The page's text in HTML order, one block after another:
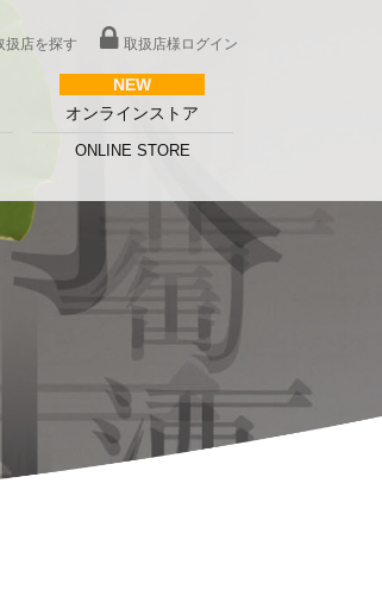
扱店を探す 取扱店様ログイン
オンラインストア
ONLINE STORE